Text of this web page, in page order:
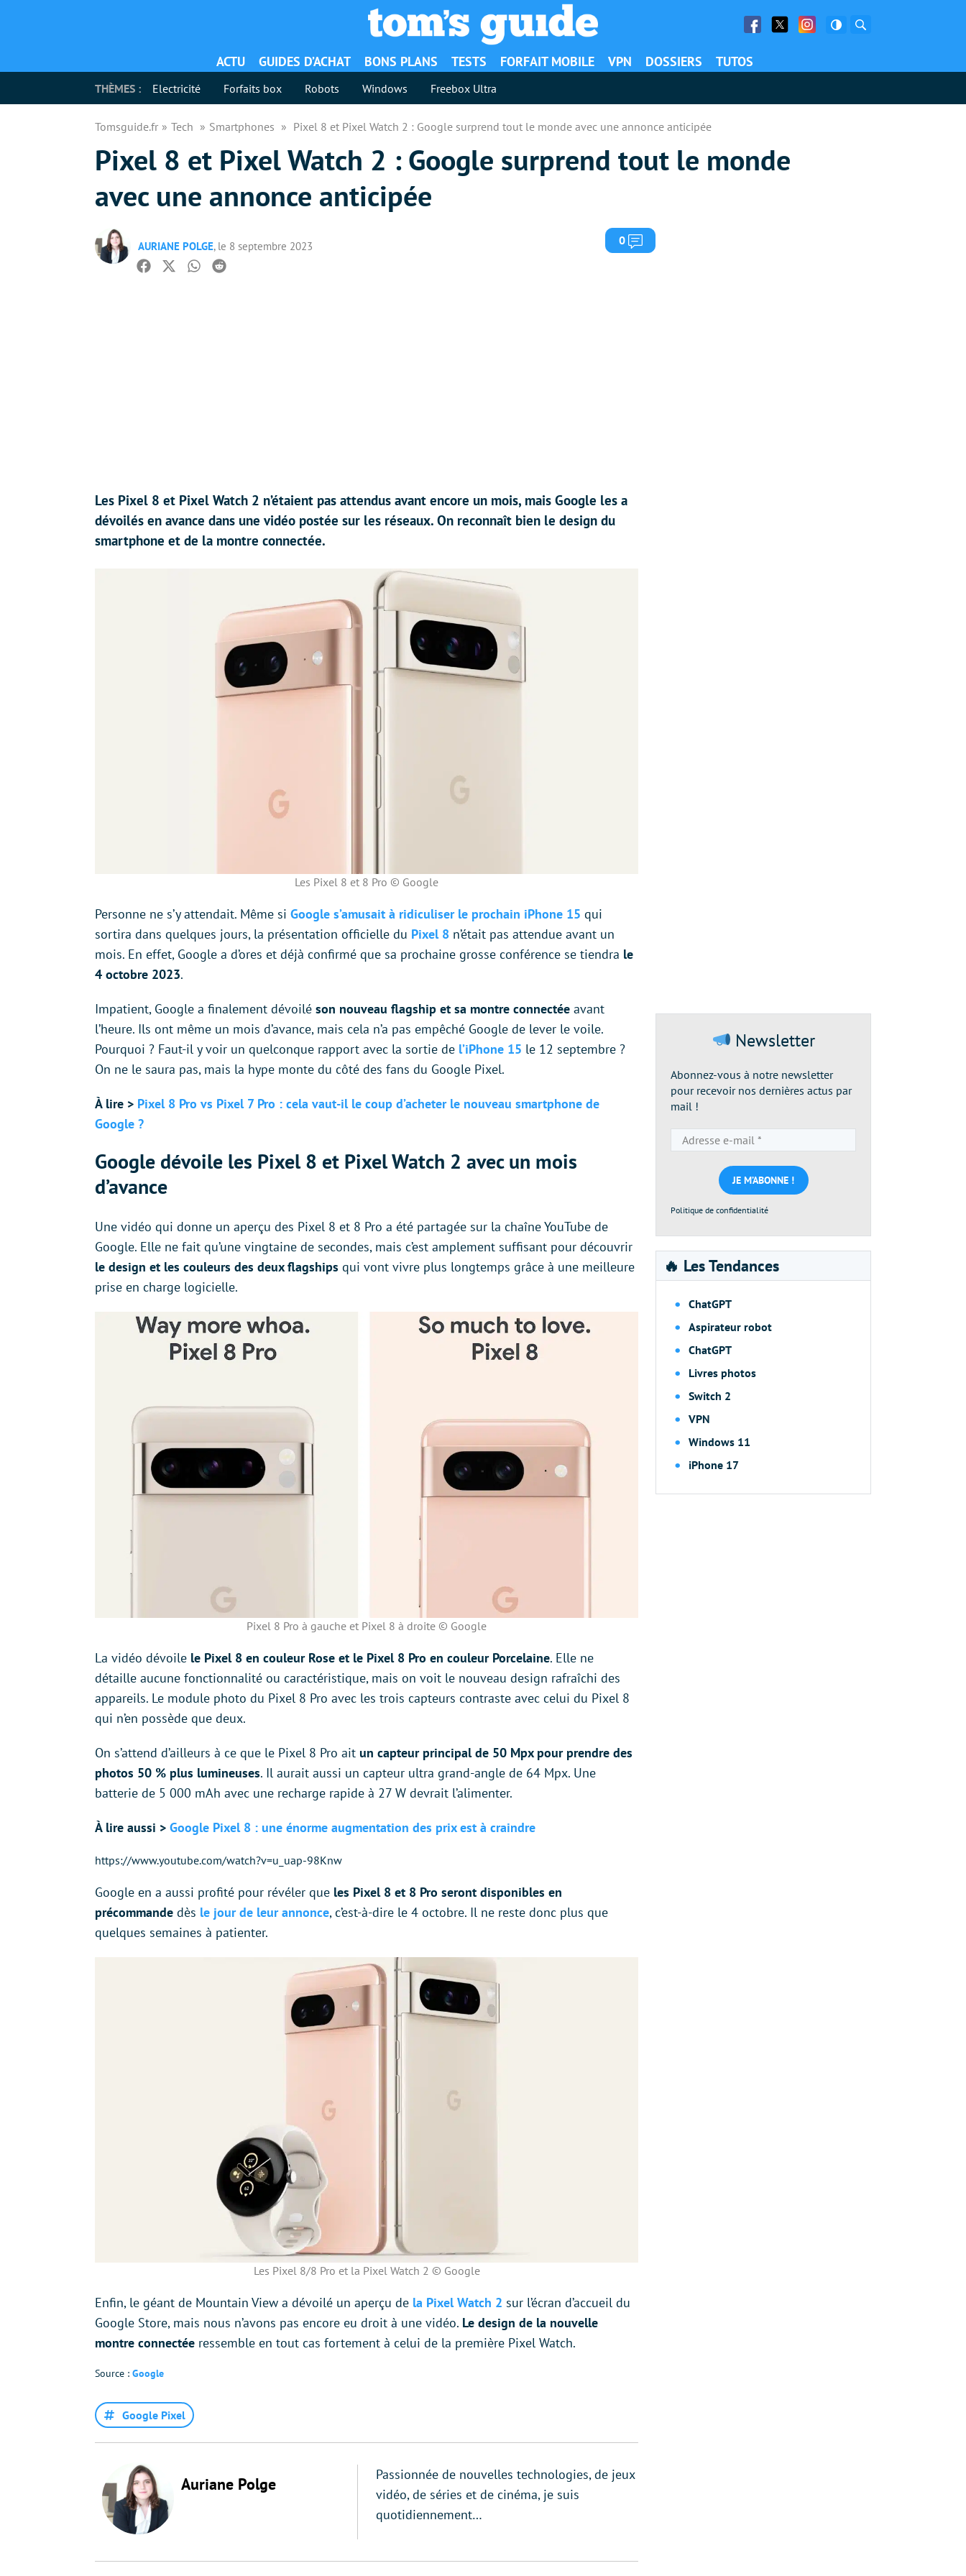
Facebook
Twitter Facebook
ACTU GUIDES D’ACHAT BONS PLANS TESTS FORFAIT MOBILE VPN DOSSIERS TUTOS
THÈMES : Electricité Forfaits box Robots Windows Freebox Ultra
Tomsguide.fr Tech Smartphones Pixel 8 et Pixel Watch 2 : Google surprend tout le monde avec une annonce anticipée
Pixel 8 et Pixel Watch 2 : Google surprend tout le monde
avec une annonce anticipée
AURIANE POLGE, le 8 septembre 2023 0 Commentaires
Facebook
TwitterWhatsapp
Reddit
Les Pixel 8 et Pixel Watch 2 n’étaient pas attendus avant encore un mois, mais Google les a
dévoilés en avance dans une vidéo postée sur les réseaux. On reconnaît bien le design du
smartphone et de la montre connectée.
Les Pixel 8 et 8 Pro © Google
Personne ne s’y attendait. Même si Google s’amusait à ridiculiser le prochain iPhone 15 qui
sortira dans quelques jours, la présentation officielle du Pixel 8 n’était pas attendue avant un
mois. En effet, Google a d’ores et déjà confirmé que sa prochaine grosse conférence se tiendra le
4 octobre 2023.
Impatient, Google a finalement dévoilé son nouveau flagship et sa montre connectée avant
l’heure. Ils ont même un mois d’avance, mais cela n’a pas empêché Google de lever le voile.
Pourquoi ? Faut-il y voir un quelconque rapport avec la sortie de l’iPhone 15 le 12 septembre ?
On ne le saura pas, mais la hype monte du côté des fans du Google Pixel.
À lire > Pixel 8 Pro vs Pixel 7 Pro : cela vaut-il le coup d’acheter le nouveau smartphone de
Google ?
Google dévoile les Pixel 8 et Pixel Watch 2 avec un mois
d’avance
Une vidéo qui donne un aperçu des Pixel 8 et 8 Pro a été partagée sur la chaîne YouTube de
Google. Elle ne fait qu’une vingtaine de secondes, mais c’est amplement suffisant pour découvrir
le design et les couleurs des deux flagships qui vont vivre plus longtemps grâce à une meilleure
prise en charge logicielle.
Pixel 8 Pro à gauche et Pixel 8 à droite © Google
La vidéo dévoile le Pixel 8 en couleur Rose et le Pixel 8 Pro en couleur Porcelaine. Elle ne
détaille aucune fonctionnalité ou caractéristique, mais on voit le nouveau design rafraîchi des
appareils. Le module photo du Pixel 8 Pro avec les trois capteurs contraste avec celui du Pixel 8
qui n’en possède que deux.
On s’attend d’ailleurs à ce que le Pixel 8 Pro ait un capteur principal de 50 Mpx pour prendre des
photos 50 % plus lumineuses. Il aurait aussi un capteur ultra grand-angle de 64 Mpx. Une
batterie de 5 000 mAh avec une recharge rapide à 27 W devrait l’alimenter.
À lire aussi > Google Pixel 8 : une énorme augmentation des prix est à craindre
https://www.youtube.com/watch?v=u_uap-98Knw
Google en a aussi profité pour révéler que les Pixel 8 et 8 Pro seront disponibles en
précommande dès le jour de leur annonce, c’est-à-dire le 4 octobre. Il ne reste donc plus que
quelques semaines à patienter.
Les Pixel 8/8 Pro et la Pixel Watch 2 © Google
Enfin, le géant de Mountain View a dévoilé un aperçu de la Pixel Watch 2 sur l’écran d’accueil du
Google Store, mais nous n’avons pas encore eu droit à une vidéo. Le design de la nouvelle
montre connectée ressemble en tout cas fortement à celui de la première Pixel Watch.
Source : Google
Google Pixel
Auriane Polge
Passionnée de nouvelles technologies, de jeux
vidéo, de séries et de cinéma, je suis
quotidiennement…
Newsletter
Abonnez-vous à notre newsletter
pour recevoir nos dernières actus par
mail !
e-
mail
*
Politique de confidentialité
🔥 Les Tendances
ChatGPT
Aspirateur robot
ChatGPT
Livres photos
Switch 2
VPN
Windows 11
iPhone 17